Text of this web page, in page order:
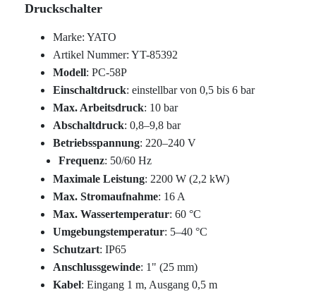
Druckschalter
Marke: YATO
Artikel Nummer: YT-85392
Modell: PC-58P
Einschaltdruck: einstellbar von 0,5 bis 6 bar
Max. Arbeitsdruck: 10 bar
Abschaltdruck: 0,8–9,8 bar
Betriebsspannung: 220–240 V
Frequenz: 50/60 Hz
Maximale Leistung: 2200 W (2,2 kW)
Max. Stromaufnahme: 16 A
Max. Wassertemperatur: 60 °C
Umgebungstemperatur: 5–40 °C
Schutzart: IP65
Anschlussgewinde: 1" (25 mm)
Kabel: Eingang 1 m, Ausgang 0,5 m